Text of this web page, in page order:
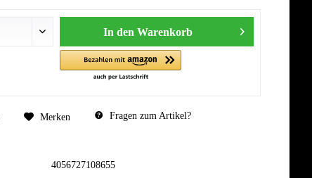
In den Warenkorb
Merken
Fragen zum Artikel?
4056727108655